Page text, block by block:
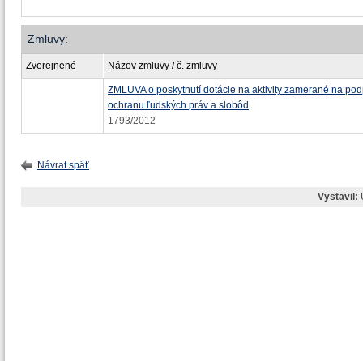
Zmluvy:
Zverejnené Názov zmluvy / č. zmluvy
ZMLUVA o poskytnutí dotácie na aktivity zamerané na
ochranu ľudských práv a slobôd
1793/2012
Návrat späť
Vystavil: